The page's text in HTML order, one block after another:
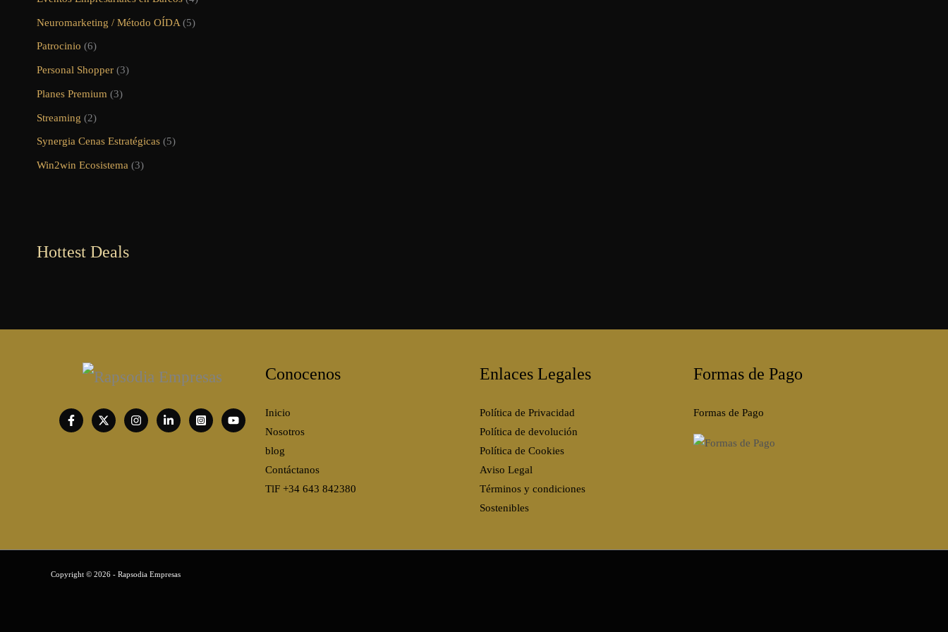
Neuromarketing / Método OÍDA (5)
Patrocinio (6)
Personal Shopper (3)
Planes Premium (3)
Streaming (2)
Synergia Cenas Estratégicas (5)
Win2win Ecosistema (3)
Hottest Deals
Conocenos
Inicio
Nosotros
blog
Contáctanos
TlF +34 643 842380
Enlaces Legales
Política de Privacidad
Política de devolución
Política de Cookies
Aviso Legal
Términos y condiciones
Sostenibles
Formas de Pago
Formas de Pago
Copyright © 2026 - Rapsodia Empresas